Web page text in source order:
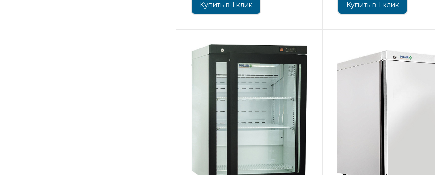
Купить в 1 клик Купить в 1 клик